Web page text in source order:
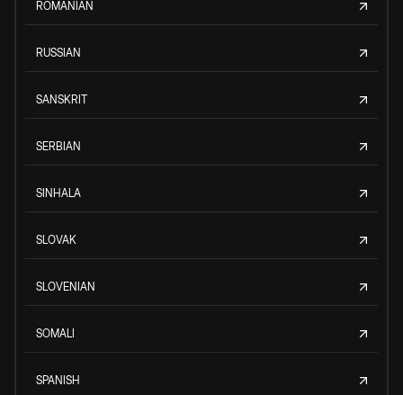
ROMANIAN
RUSSIAN
SANSKRIT
SERBIAN
SINHALA
SLOVAK
SLOVENIAN
SOMALI
SPANISH